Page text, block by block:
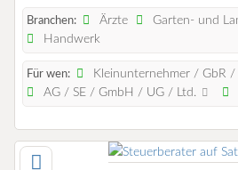
Branchen: Ärzte
Garten- und
Handwerk
Für wen:
Kleinunternehmer / GbR
AG / SE / GmbH / UG / Ltd.